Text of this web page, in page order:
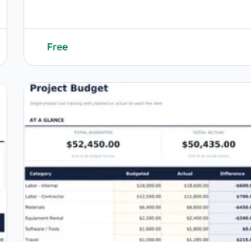
Free